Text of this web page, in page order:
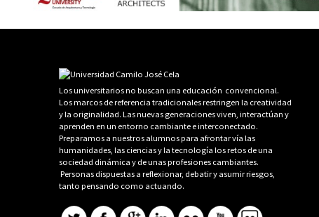
Los universitarios no buscan una educación convencional.
Los marcos de referencia tradicionales restringen la creatividad
y la originalidad. Las nuevas generaciones viven, interactúan y
aprenden en un entorno cambiante e interconectado.
Preparamos a nuestros alumnos para afrontar vía las
humanidades, las ciencias y la tecnología los retos de una
sociedad dinámica y de unas profesiones cambiantes.
Personas dispuestas a reflexionar, debatir y asumir riesgos,
tanto pensando como actuando.